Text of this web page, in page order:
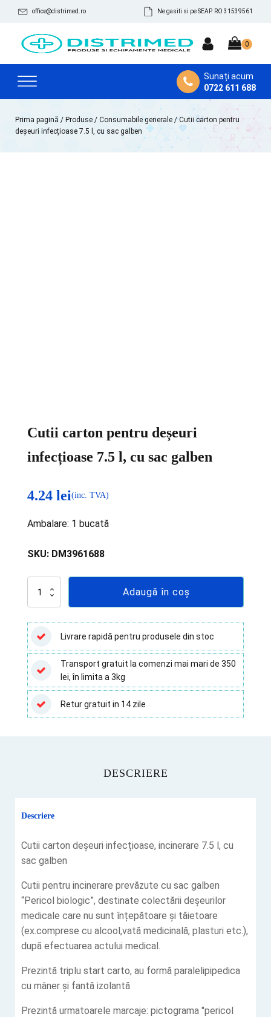
office@distrimed.ro Ne gasiti si pe SEAP. RO 31539561
Sunați acum
0722 611 688
Prima pagină / Produse / Consumabile generale / Cutii carton pentru
deșeuri infecțioase 7.5 l, cu sac galben
Cutii carton pentru deșeuri
infecțioase 7.5 l, cu sac galben
4.24 lei(inc. TVA)
Ambalare: 1 bucată
SKU: DM3961688
Cantitate
carton
pentru
deșeuri
infecțioase
7.5
l,
cu
sac
galben
Adaugă în coș
Livrare rapidă pentru produsele din stoc
Transport gratuit la comenzi mai mari de 350
lei, în limita a 3kg
Retur gratuit in 14 zile
DESCRIERE
Descriere
Cutii carton deșeuri infecțioase, incinerare 7.5 l, cu
sac galben
Cutii pentru incinerare prevăzute cu sac galben
“Pericol biologic”, destinate colectării deșeurilor
medicale care nu sunt înțepătoare și tăietoare
(ex.comprese cu alcool,vată medicinală, plasturi etc.),
după efectuarea actului medical.
Prezintă triplu start carto, au formă paralelipipedica
cu mâner și fantă izolantă
Prezintă urmatoarele marcaje: pictograma "pericol